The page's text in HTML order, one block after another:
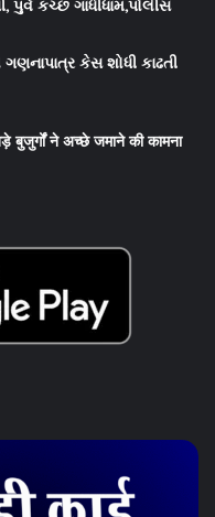
પુર્વ કચ્છ ગાંધીધામ,પોલીસ
કેસ શોધી કાઢતી
बुजुर्गों ने अच्छे जमाने की कामना